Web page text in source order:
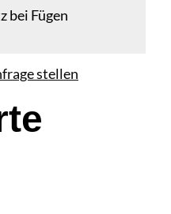
bei Fügen
stellen